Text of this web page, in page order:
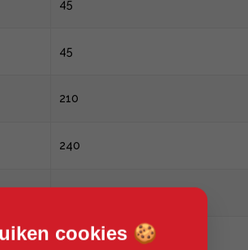
45
45
210
240
540
cookies 🍪